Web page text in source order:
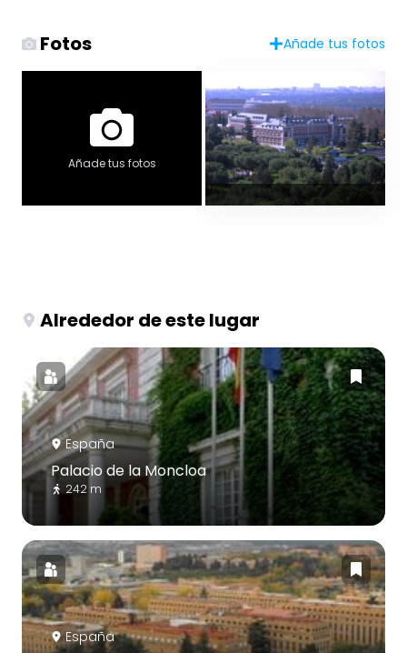
Fotos Añade tus fotos
Añade tus fotos
Alrededor de este lugar
España
Palacio de la Moncloa
242 m
España